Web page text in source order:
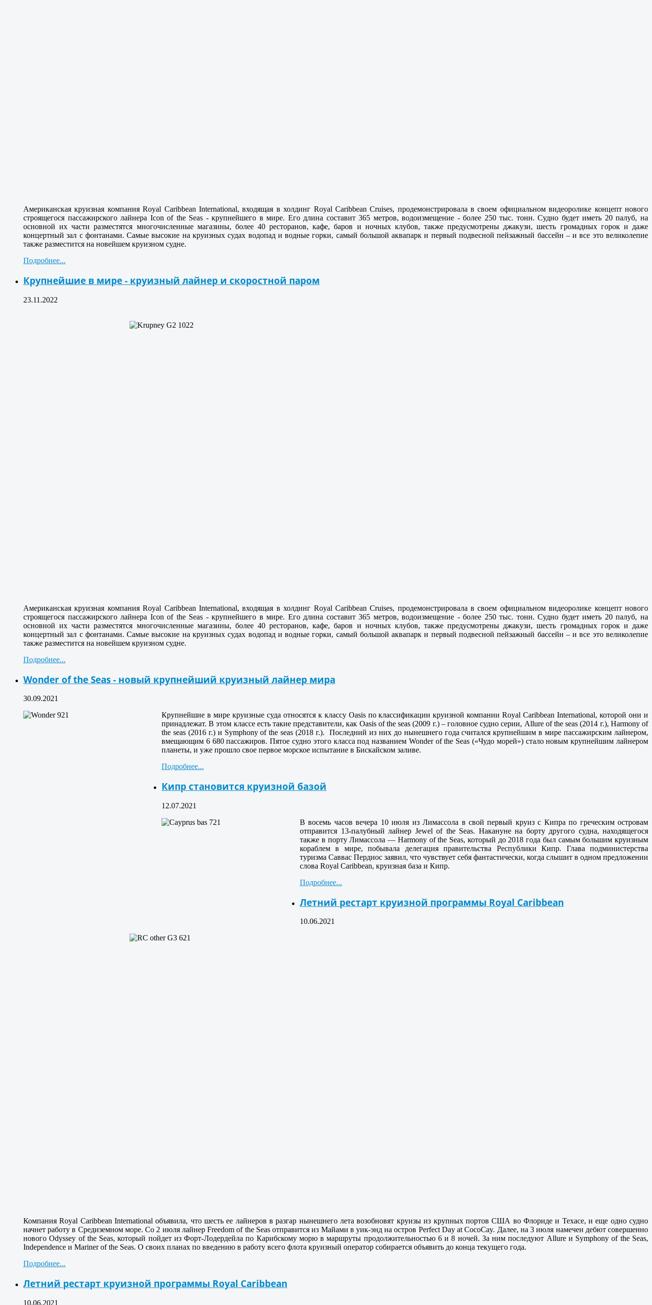
Американская круизная компания Royal Caribbean International, входящая в холдинг Royal Caribbean Cruises, продемонстрировала в своем официальном видеоролике концепт нового
строящегося пассажирского лайнера Icon of the Seas - крупнейшего в мире. Его длина составит 365 метров, водоизмещение - более 250 тыс. тонн. Судно будет иметь 20 палуб, на
основной их части разместятся многочисленные магазины, более 40 ресторанов, кафе, баров и ночных клубов, также предусмотрены джакузи, шесть громадных горок и даже
концертный зал с фонтанами. Самые высокие на круизных судах водопад и водные горки, самый большой аквапарк и первый подвесной пейзажный бассейн – и все это великолепие
также разместится на новейшем круизном судне.
Подробнее...
Крупнейшие в мире - круизный лайнер и скоростной паром
23.11.2022
Американская круизная компания Royal Caribbean International, входящая в холдинг Royal Caribbean Cruises, продемонстрировала в своем официальном видеоролике концепт нового
строящегося пассажирского лайнера Icon of the Seas - крупнейшего в мире. Его длина составит 365 метров, водоизмещение - более 250 тыс. тонн. Судно будет иметь 20 палуб, на
основной их части разместятся многочисленные магазины, более 40 ресторанов, кафе, баров и ночных клубов, также предусмотрены джакузи, шесть громадных горок и даже
концертный зал с фонтанами. Самые высокие на круизных судах водопад и водные горки, самый большой аквапарк и первый подвесной пейзажный бассейн – и все это великолепие
также разместится на новейшем круизном судне.
Подробнее...
Wonder of the Seas - новый крупнейший круизный лайнер мира
30.09.2021
Крупнейшие в мире круизные суда относятся к классу Oasis по классификации круизной компании Royal Caribbean International, которой они и
принадлежат. В этом классе есть такие представители, как Oasis of the seas (2009 г.) – головное судно серии, Allure of the seas (2014 г.), Harmony of
the seas (2016 г.) и Symphony of the seas (2018 г.). Последний из них до нынешнего года считался крупнейшим в мире пассажирским лайнером,
вмещающим 6 680 пассажиров. Пятое судно этого класса под названием Wonder of the Seas («Чудо морей») стало новым крупнейшим лайнером
планеты, и уже прошло свое первое морское испытание в Бискайском заливе.
Подробнее...
Кипр становится круизной базой
12.07.2021
В восемь часов вечера 10 июля из Лимассола в свой первый круиз с Кипра по греческим островам
отправится 13-палубный лайнер Jewel of the Seas. Накануне на борту другого судна, находящегося
также в порту Лимассола — Harmony of the Seas, который до 2018 года был самым большим круизным
кораблем в мире, побывала делегация правительства Республики Кипр. Глава подминистерства
туризма Саввас Пердиос заявил, что чувствует себя фантастически, когда слышит в одном предложении
слова Royal Caribbean, круизная база и Кипр.
Подробнее...
Летний рестарт круизной программы Royal Caribbean
10.06.2021
Компания Royal Caribbean International объявила, что шесть ее лайнеров в разгар нынешнего лета возобновят круизы из крупных портов США во Флориде и Техасе, и еще одно судно
начнет работу в Средиземном море. Со 2 июля лайнер Freedom of the Seas отправится из Майами в уик-энд на остров Perfect Day at CocoCay. Далее, на 3 июля намечен дебют совершенно
нового Odyssey of the Seas, который пойдет из Форт-Лодердейла по Карибскому морю в маршруты продолжительностью 6 и 8 ночей. За ним последуют Allure и Symphony of the Seas,
Independence и Mariner of the Seas. О своих планах по введению в работу всего флота круизный оператор собирается объявить до конца текущего года.
Подробнее...
Летний рестарт круизной программы Royal Caribbean
10.06.2021